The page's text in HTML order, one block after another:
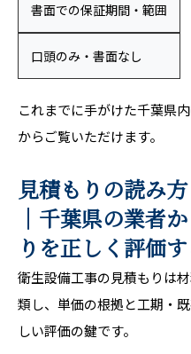
書面での保証期間・範囲
口頭のみ・書面なし
これまでに手がけた千葉県
からご覧いただけます。
見積もりの読み
｜千葉県の業者
りを正しく評価す
衛生設備工事の見積もりは
類し、単価の根拠と工期・
しい評価の鍵です。